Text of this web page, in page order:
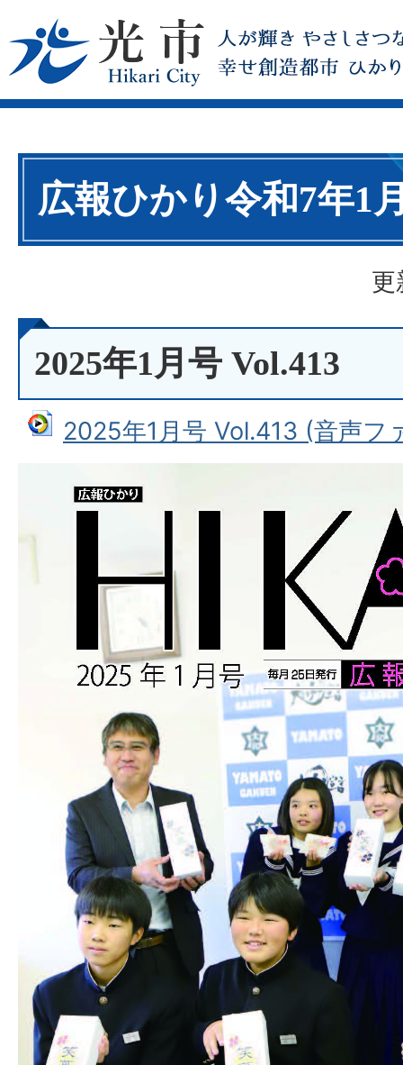
広報ひかり令和7年1
更
2025年1月号 Vol.413
2025年1月号 Vol.413 (音声フ